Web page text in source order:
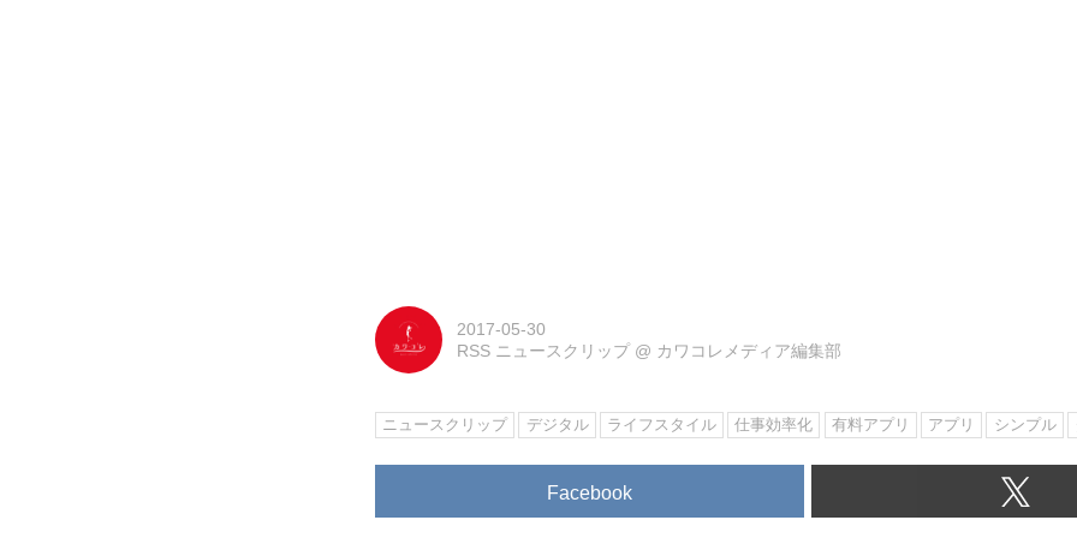
2017-05-30
RSS ニュースクリップ @ カワコレメディア編集部
ニュースクリップ デジタル ライフスタイル 仕事効率化 有料アプリ アプリ シンプル
Facebook